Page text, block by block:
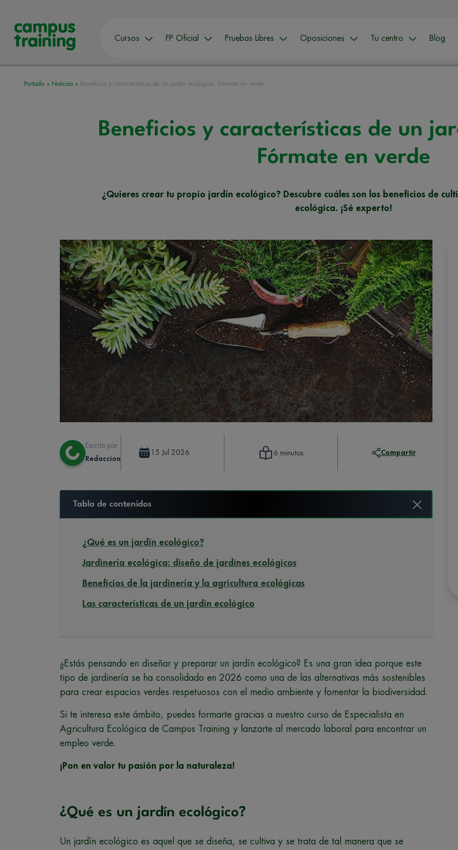
Cursos FP Oficial Pruebas Libres Oposiciones Tu centro Blog
Portada » Noticias » Beneficios y características de un jardín ecológico. Fórmate en verde
Beneficios y características de un
Fórmate en verde
¿Quieres crear tu propio jardín ecológico? Descubre cuáles son los beneficios de
ecológica. ¡Sé experto!
Escrito por
Redaccion
15 Jul 2026 6 minutos Compartir
Tabla de contenidos
¿Qué es un jardín ecológico?
Jardinería ecológica: diseño de jardines ecológicos
Beneficios de la jardinería y la agricultura ecológicas
Las características de un jardín ecológico
¿Estás pensando en diseñar y preparar un jardín ecológico? Es una gran idea porque este
tipo de jardinería se ha consolidado en 2026 como una de las alternativas más sostenibles
para crear espacios verdes respetuosos con el medio ambiente y fomentar la biodiversidad.
Si te interesa este ámbito, puedes formarte gracias a nuestro curso de Especialista en
Agricultura Ecológica de Campus Training y lanzarte al mercado laboral para encontrar un
empleo verde.
¡Pon en valor tu pasión por la naturaleza!
¿Qué es un jardín ecológico?
Un jardín ecológico es aquel que se diseña, se cultiva y se trata de tal manera que se